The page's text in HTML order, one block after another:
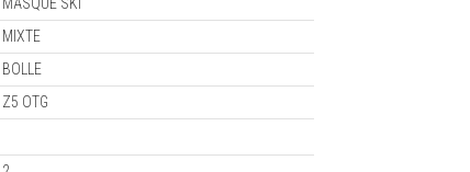
MIXTE
BOLLE
Z5 OTG